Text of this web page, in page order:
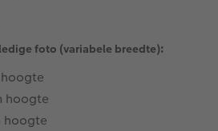
foto (variabele breedte):
hoogte
hoogte